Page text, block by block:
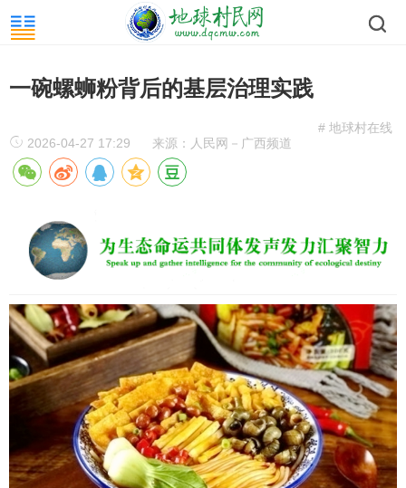
一碗螺蛳粉背后的基层治理实践
# 地球村在线
2026-04-27 17:29
来源：人民网－广西频道